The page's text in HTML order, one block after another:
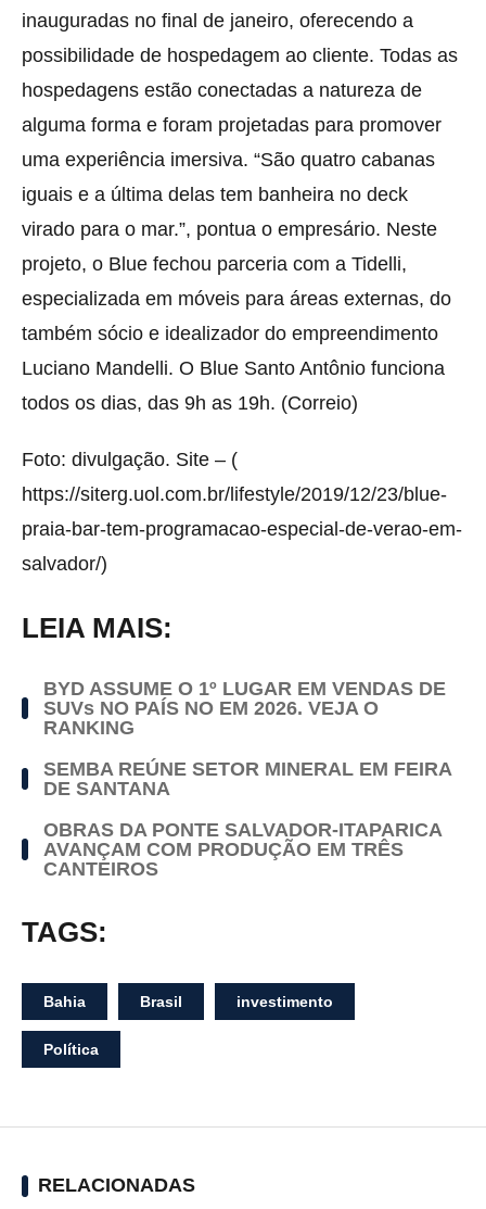
inauguradas no final de janeiro, oferecendo a
possibilidade de hospedagem ao cliente. Todas as
hospedagens estão conectadas a natureza de
alguma forma e foram projetadas para promover
uma experiência imersiva. “São quatro cabanas
iguais e a última delas tem banheira no deck
virado para o mar.”, pontua o empresário. Neste
projeto, o Blue fechou parceria com a Tidelli,
especializada em móveis para áreas externas, do
também sócio e idealizador do empreendimento
Luciano Mandelli. O Blue Santo Antônio funciona
todos os dias, das 9h as 19h. (Correio)
Foto: divulgação. Site – (
https://siterg.uol.com.br/lifestyle/2019/12/23/blue-
praia-bar-tem-programacao-especial-de-verao-em-
salvador/)
LEIA MAIS:
BYD ASSUME O 1º LUGAR EM VENDAS DE
SUVs NO PAÍS NO EM 2026. VEJA O
RANKING
SEMBA REÚNE SETOR MINERAL EM FEIRA
DE SANTANA
OBRAS DA PONTE SALVADOR-ITAPARICA
AVANÇAM COM PRODUÇÃO EM TRÊS
CANTEIROS
TAGS:
Bahia Brasil investimento
Política
RELACIONADAS